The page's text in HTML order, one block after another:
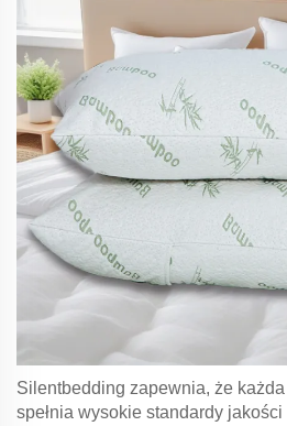
Silentbedding zapewnia, że
spełnia wysokie standardy